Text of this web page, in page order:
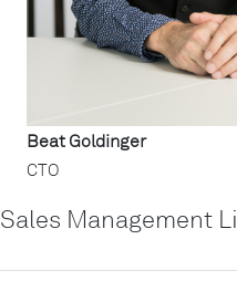
Beat Goldinger
CTO
Sales Management